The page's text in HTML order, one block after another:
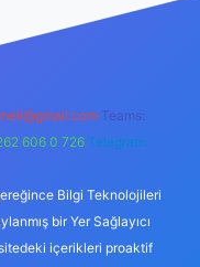
Teams:
606 0 726 Telegram:
Bilgi Teknolojileri
bir Yer Sağlayıcı
içerikleri proaktif